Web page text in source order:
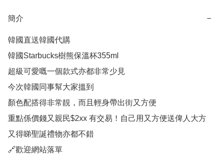
簡介 −
韓國直送韓國代購
韓國Starbucks樹熊保溫杯355ml
超級可愛嘅一個款式亦都非常少見
今次韓國同事幫大家搵到
顏色配搭得非常靚，而且輕身帶出街又方便
重點係價錢又親民$2xx 有交易！自己用又方便送俾人大方
又得睇聖誕禮物亦都不錯
🔗歡迎網站落單